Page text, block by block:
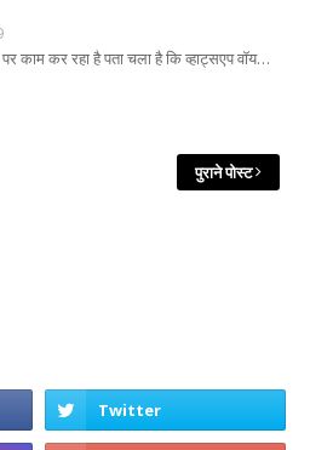
काम कर रहा है पता चला है कि व्हाट्सएप वॉय…
पुराने पोस्ट